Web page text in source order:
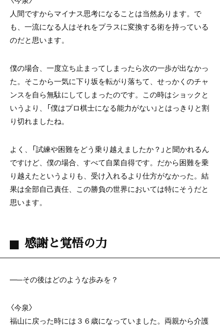
人間ですからマイナス思考になることは当然あります。で
も、一流になる人はそれをプラスに変換する術を持っている
のだと思います。
僕の場合、一度立ち止まってしまったら次の一歩が出なかっ
た。そこから一気に下り坂を転がり落ちて、せっかくのチャ
ンスを自ら無駄にしてしまったのです。この時はショックと
いうより、「僕はプロ棋士になる能力がない」とはっきりと割
り切れましたね。
よく、「試練や困難をどう乗り越えましたか？」と聞かれるん
ですけど、僕の場合、すべて自業自得です。だから困難を乗
り越えたというよりも、受け入れるより仕方がなかった。結
果は全部自己責任、この勝負の世界においては特にそうだと
思います。
感謝と覚悟の力
―─その後はどのような歩みを？
〈今泉〉
福山に戻った時には３６歳になっていました。両親から介護